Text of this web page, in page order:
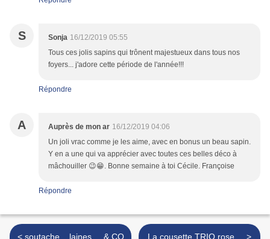
S Sonja 16/12/2019 05:55
Tous ces jolis sapins qui trônent majestueux dans tous nos
foyers... j'adore cette période de l'année!!!
Répondre
A Auprès de mon ar 16/12/2019 04:06
Un joli vrac comme je les aime, avec en bonus un beau sapin.
Y en a une qui va apprécier avec toutes ces belles déco à
mâchouiller 😉😁. Bonne semaine à toi Cécile. Françoise
Répondre
< soutache ...laines ....& CO La cousette TRIO rose ... >